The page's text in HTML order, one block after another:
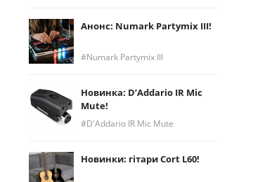
Анонс: Numark Partymix III!
Numark Partymix III
Новинка: D’Addario IR Mic
Mute!
D'Addario IR Mic Mute
Новинки: гітари Cort L60!